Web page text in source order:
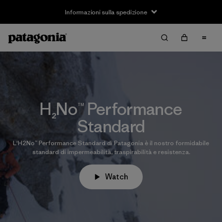
Informazioni sulla spedizione
H₂No™ Performance
Standard
L'H2No™ Performance Standard di Patagonia è il nostro formidabile
standard di impermeabilità, traspirabilità e resistenza.
Watch